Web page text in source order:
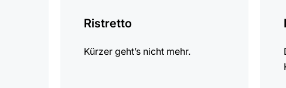
Ristretto
Kürzer geht’s nicht mehr.